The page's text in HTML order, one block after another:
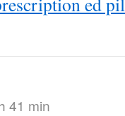
41 min